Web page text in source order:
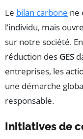
Le bilan carbone ne
l’individu, mais
sur notre société.
réduction des GES
entreprises, les
une démarche
responsable.
Initiatives de